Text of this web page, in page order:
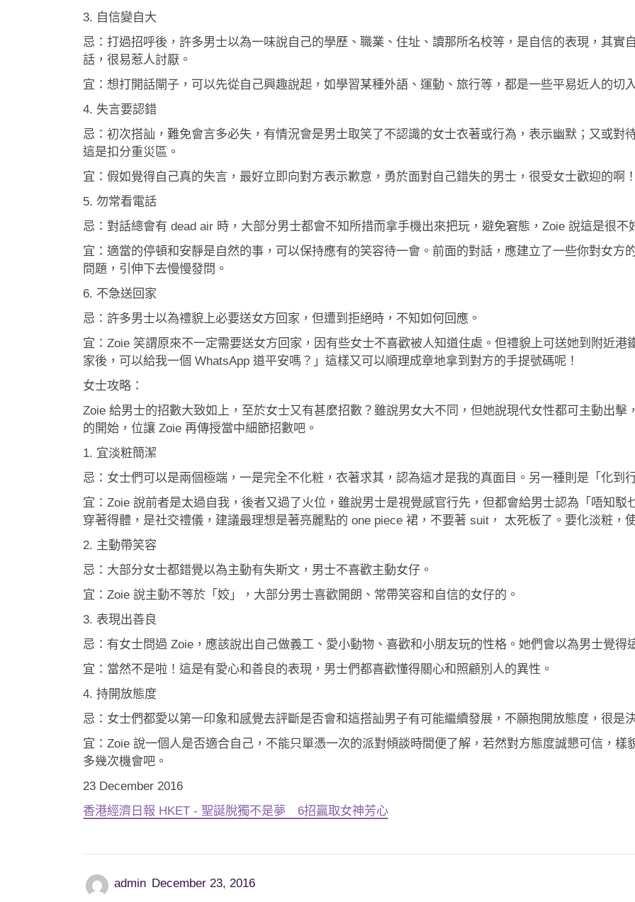
3. 自信變自大
忌：打過招呼後，許多男士以為一味說自己的學歷、職業、住址、讀那所名校等，是自信的表現，其實
話，很易惹人討厭。
宜：想打開話閘子，可以先從自己興趣說起，如學習某種外語、運動、旅行等，都是一些平易近人的切
4. 失言要認錯
忌：初次搭訕，難免會言多必失，有情況會是男士取笑了不認識的女士衣著或行為，表示幽默；又或對
這是扣分重災區。
宜：假如覺得自己真的失言，最好立即向對方表示歉意，勇於面對自己錯失的男士，很受女士歡迎的啊
5. 勿常看電話
忌：對話總會有 dead air 時，大部分男士都會不知所措而拿手機出來把玩，避免窘態，Zoie 說這是很不
宜：適當的停頓和安靜是自然的事，可以保持應有的笑容待一會。前面的對話，應建立了一些你對女方
問題，引伸下去慢慢發問。
6. 不急送回家
忌：許多男士以為禮貌上必要送女方回家，但遭到拒絕時，不知如何回應。
宜：Zoie 笑謂原來不一定需要送女方回家，因有些女士不喜歡被人知道住處。但禮貌上可送她到附近
家後，可以給我一個 WhatsApp 道平安嗎？」這樣又可以順理成章地拿到對方的手提號碼呢！
女士攻略：
Zoie 給男士的招數大致如上，至於女士又有甚麼招數？雖說男女大不同，但她說現代女性都可主動出
的開始，位讓 Zoie 再傳授當中細節招數吧。
1. 宜淡粧簡潔
忌：女士們可以是兩個極端，一是完全不化粧，衣著求其，認為這才是我的真面目。另一種則是「化到
宜：Zoie 說前者是太過自我，後者又過了火位，雖說男士是視覺感官行先，但都會給男士認為「唔知
穿著得體，是社交禮儀，建議最理想是著亮麗點的 one piece 裙，不要著 suit， 太死板了。要化淡粧，
2. 主動帶笑容
忌：大部分女士都錯覺以為主動有失斯文，男士不喜歡主動女仔。
宜：Zoie 說主動不等於「姣」，大部分男士喜歡開朗、常帶笑容和自信的女仔的。
3. 表現出善良
忌：有女士問過 Zoie，應該說出自己做義工、愛小動物、喜歡和小朋友玩的性格。她們會以為男士覺得
宜：當然不是啦！這是有愛心和善良的表現，男士們都喜歡懂得關心和照顧別人的異性。
4. 持開放態度
忌：女士們都愛以第一印象和感覺去評斷是否會和這搭訕男子有可能繼續發展，不願抱開放態度，很是
宜：Zoie 說一個人是否適合自己，不能只單憑一次的派對傾談時間便了解，若然對方態度誠懇可信，
多幾次機會吧。
23 December 2016
香港經濟日報 HKET - 聖誕脫獨不是夢 6招贏取女神芳心
admin December 23, 2016